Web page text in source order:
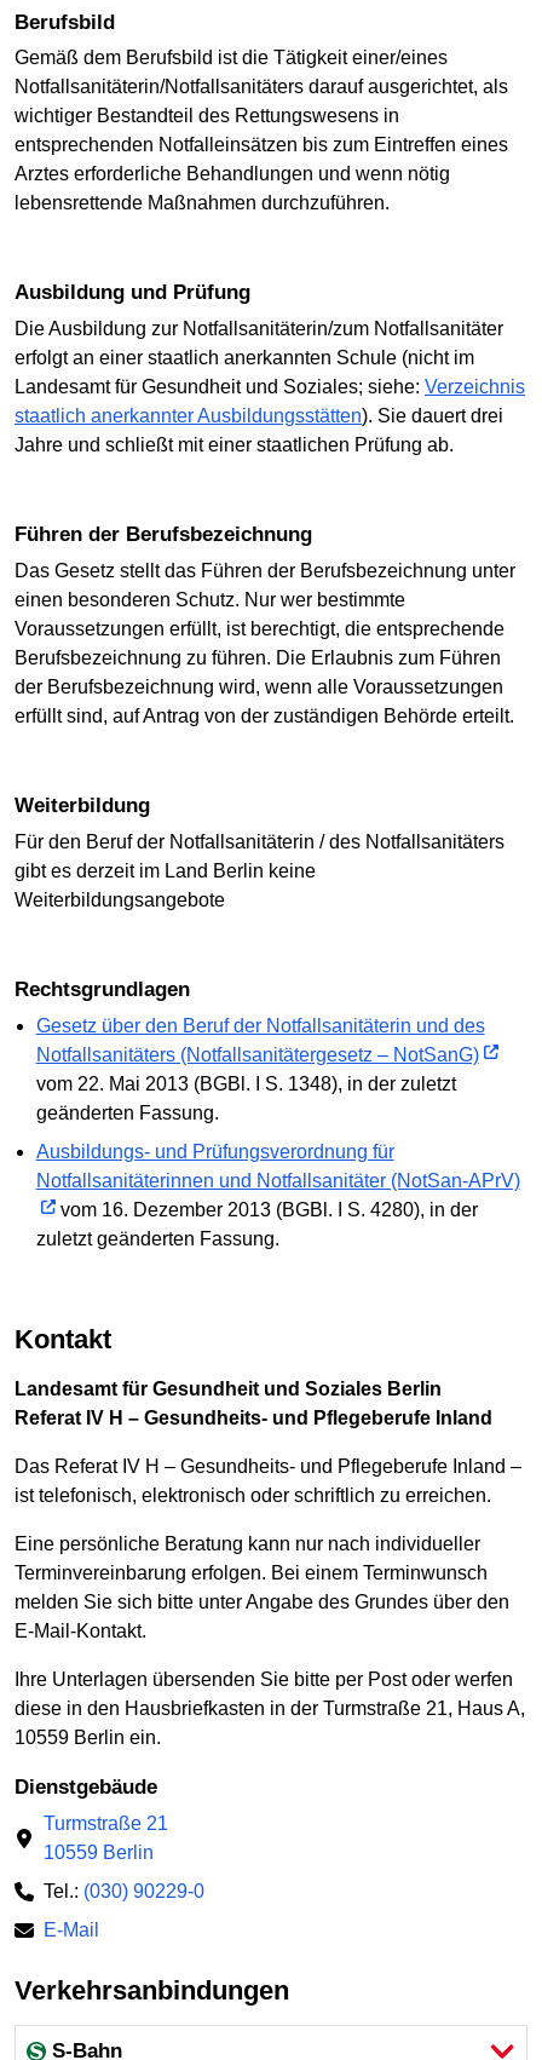
Berufsbild
Gemäß dem Berufsbild ist die Tätigkeit einer/eines
Notfallsanitäterin/Notfallsanitäters darauf ausgerichtet, als
wichtiger Bestandteil des Rettungswesens in
entsprechenden Notfalleinsätzen bis zum Eintreffen eines
Arztes erforderliche Behandlungen und wenn nötig
lebensrettende Maßnahmen durchzuführen.
Ausbildung und Prüfung
Die Ausbildung zur Notfallsanitäterin/zum Notfallsanitäter
erfolgt an einer staatlich anerkannten Schule (nicht im
Landesamt für Gesundheit und Soziales; siehe: Verzeichnis
staatlich anerkannter Ausbildungsstätten). Sie dauert drei
Jahre und schließt mit einer staatlichen Prüfung ab.
Führen der Berufsbezeichnung
Das Gesetz stellt das Führen der Berufsbezeichnung unter
einen besonderen Schutz. Nur wer bestimmte
Voraussetzungen erfüllt, ist berechtigt, die entsprechende
Berufsbezeichnung zu führen. Die Erlaubnis zum Führen
der Berufsbezeichnung wird, wenn alle Voraussetzungen
erfüllt sind, auf Antrag von der zuständigen Behörde erteilt.
Weiterbildung
Für den Beruf der Notfallsanitäterin / des Notfallsanitäters
gibt es derzeit im Land Berlin keine
Weiterbildungsangebote
Rechtsgrundlagen
Gesetz über den Beruf der Notfallsanitäterin und des
Notfallsanitäters (Notfallsanitätergesetz – NotSanG)
vom 22. Mai 2013 (BGBl. I S. 1348), in der zuletzt
geänderten Fassung.
Ausbildungs- und Prüfungsverordnung für
Notfallsanitäterinnen und Notfallsanitäter (NotSan-APrV)
vom 16. Dezember 2013 (BGBl. I S. 4280), in der
zuletzt geänderten Fassung.
Kontakt
Landesamt für Gesundheit und Soziales Berlin
Referat IV H – Gesundheits- und Pflegeberufe Inland
Das Referat IV H – Gesundheits- und Pflegeberufe Inland –
ist telefonisch, elektronisch oder schriftlich zu erreichen.
Eine persönliche Beratung kann nur nach individueller
Terminvereinbarung erfolgen. Bei einem Terminwunsch
melden Sie sich bitte unter Angabe des Grundes über den
E-Mail-Kontakt.
Ihre Unterlagen übersenden Sie bitte per Post oder werfen
diese in den Hausbriefkasten in der Turmstraße 21, Haus A,
10559 Berlin ein.
Dienstgebäude
Turmstraße 21
10559 Berlin
Tel.: (030) 90229-0
E-Mail
Verkehrsanbindungen
S-Bahn